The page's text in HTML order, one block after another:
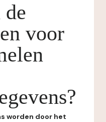
voor
worden door het